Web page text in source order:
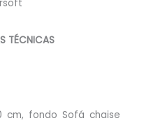
TÉCNICAS
cm, fondo Sofá chaise